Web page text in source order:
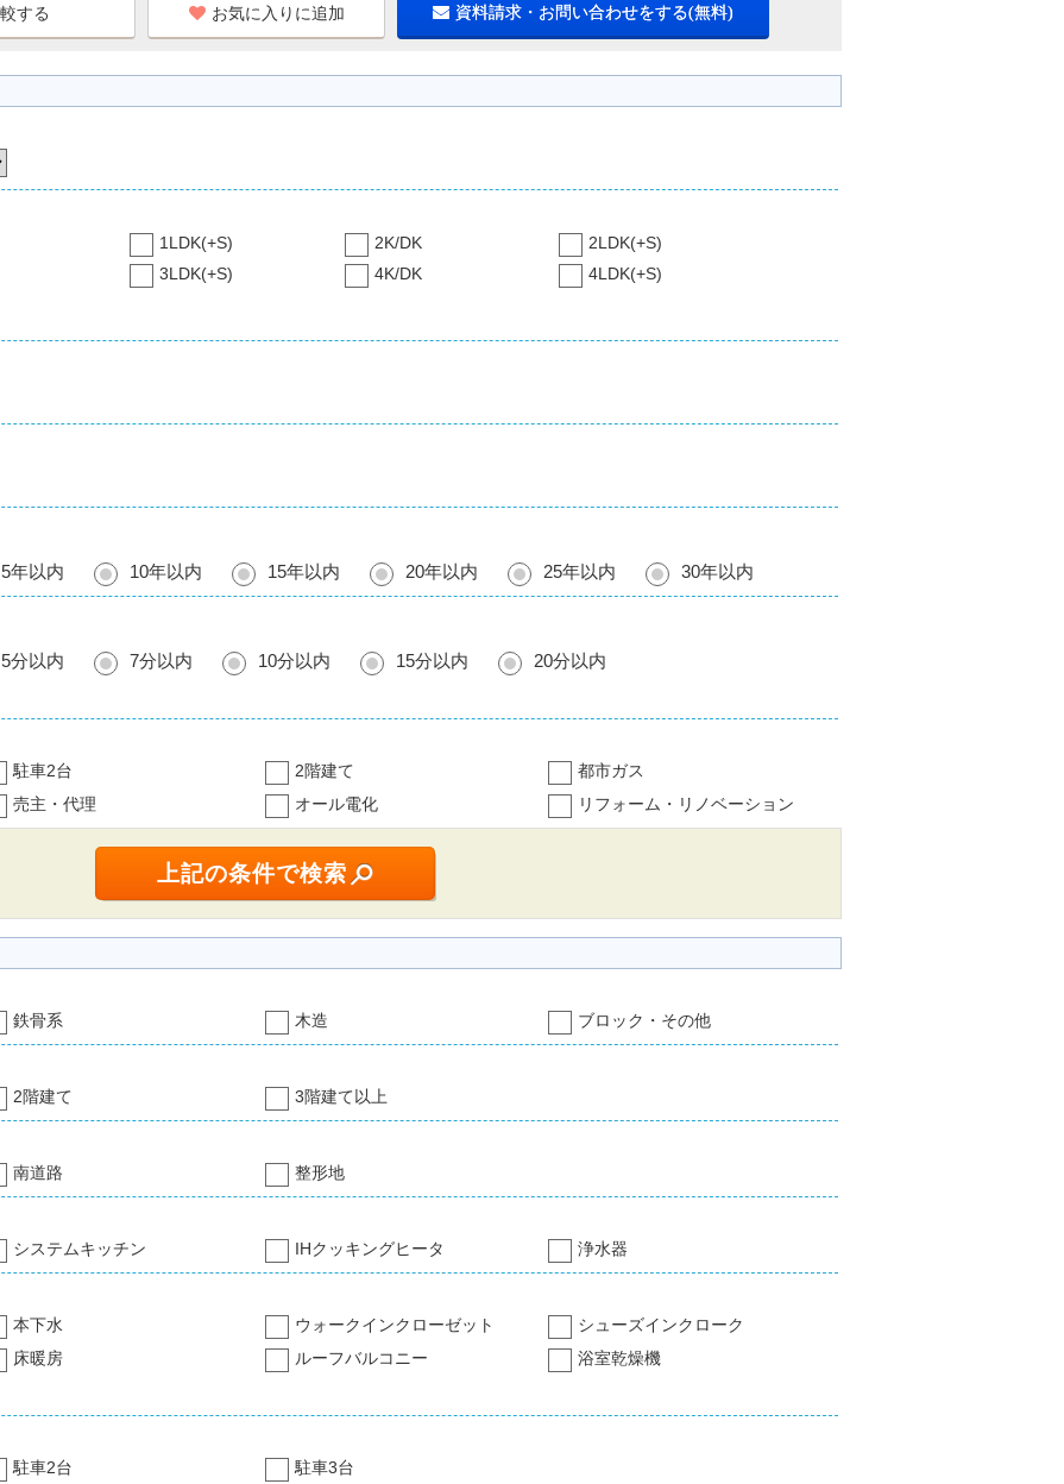
お気に入りに追加 資料請求・お問い合わせをする(無料)
1LDK(+S) 2K/DK
2LDK(+S)
3LDK(+S) 4K/DK
4LDK(+S)
5年以内 10年以内 15年以内 20年以内 25年以内 30年以内
5分以内 7分以内 10分以内 15分以内 20分以内
駐車2台 2階建て
都市ガス
売主・代理 オール電化 リフォーム・リノベーション
鉄骨系 木造 ブロック・その他
2階建て 3階建て以上
南道路 整形地
システムキッチン IHクッキングヒータ 浄水器
本下水 ウォークインクローゼット
シューズインクローク
床暖房 ルーフバルコニー
浴室乾燥機
駐車2台 駐車3台